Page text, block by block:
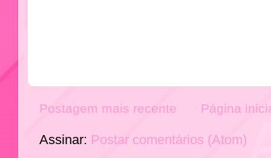
Postagem mais recente Página
Assinar: Postar comentários (Atom)